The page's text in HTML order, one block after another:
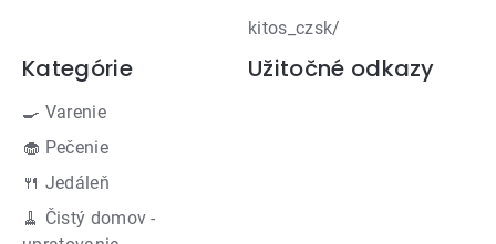
kitos_czsk/
Kategórie
🍳 Varenie
🧁 Pečenie
🍴 Jedáleň
🧹 Čistý domov -
Užitočné odkazy